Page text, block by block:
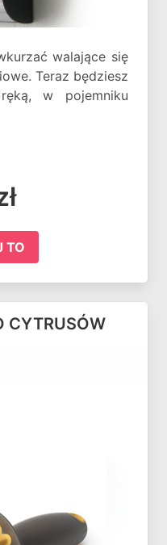
walające się
Teraz będziesz
w pojemniku
TO
CYTRUSÓW